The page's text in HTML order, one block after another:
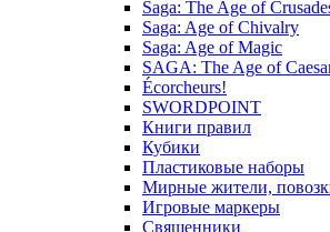
Saga: The Age of
Saga: Age of Chivalry
Saga: Age of Magic
SAGA: The Age of
Écorcheurs!
SWORDPOINT
Книги правил
Кубики
Пластиковые наборы
Мирные жители,
Игровые маркеры
Священники